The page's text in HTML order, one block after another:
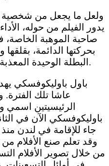
ولعل ما يجعل من شخصية
يدور الفيلم من حوله،
صاحبة الموهبة الخاصة،
بحركتها الدائمة، بقلقها
البطلة الوحيدة المعذبة في أوبرا الحب المستحيل.
باول باوليكوفسكي
عاشا تلك
الرئيسيتين اسمي
باوليكوفسكي الآن في
جاء للإقامة في لندن
وقد تعلم صنع الأفلام
من خلال تصوير الأفلام